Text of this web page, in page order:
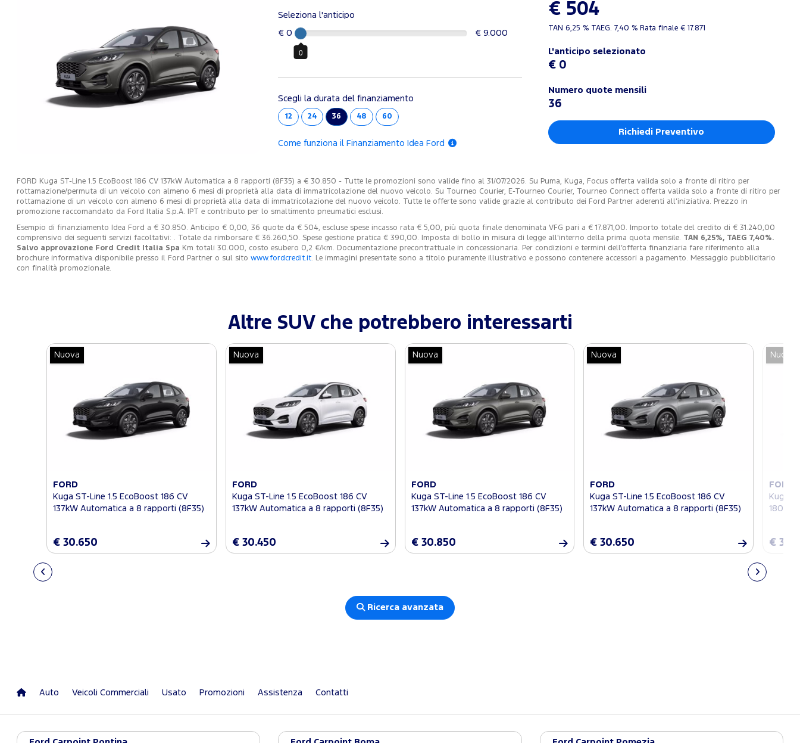
Seleziona l'anticipo
€ 0
0
€ 9.000
Scegli la durata del finanziamento
12 24 36 48 60
Come funziona il Finanziamento Idea Ford
€ 504
TAN 6,25 %TAEG. 7,40 %Rata finale € 17.871
L'anticipo selezionato
€ 0
Numero quote mensili
36
Richiedi Preventivo
FORD Kuga ST-Line 1.5 EcoBoost 186 CV 137kW Automatica a 8 rapporti (8F35) a € 30.850 - Tutte le promozioni sono valide fino al 31/07/2026. Su Puma, Kuga, Focus offerta valida solo a fronte di ritiro per
rottamazione/permuta di un veicolo con almeno 6 mesi di proprietà alla data di immatricolazione del nuovo veicolo. Su Tourneo Courier, E-Tourneo Courier, Tourneo Connect offerta valida solo a fronte di ritiro per
rottamazione di un veicolo con almeno 6 mesi di proprietà alla data di immatricolazione del nuovo veicolo. Tutte le offerte sono valide grazie al contributo dei Ford Partner aderenti all’iniziativa. Prezzo in
promozione raccomandato da Ford Italia S.p.A. IPT e contributo per lo smaltimento pneumatici esclusi.
Esempio di finanziamento Idea Ford a € 30.850. Anticipo € 0,00, 36 quote da € 504, escluse spese incasso rata € 5,00, più quota finale denominata VFG pari a € 17.871,00. Importo totale del credito di € 31.240,00
comprensivo dei seguenti servizi facoltativi: . Totale da rimborsare € 36.260,50. Spese gestione pratica € 390,00. Imposta di bollo in misura di legge all'interno della prima quota mensile. TAN 6,25%, TAEG 7,40%.
Salvo approvazione Ford Credit Italia Spa Km totali 30.000, costo esubero 0,2 €/km. Documentazione precontrattuale in concessionaria. Per condizioni e termini dell’offerta finanziaria fare riferimento alla
brochure informativa disponibile presso il Ford Partner o sul sito www.fordcredit.it . Le immagini presentate sono a titolo puramente illustrativo e possono contenere accessori a pagamento. Messaggio pubblicitario
con finalità promozionale.
Altre SUV che potrebbero interessarti
Nuova
FORD
Kuga ST-Line 1.5 EcoBoost 186 CV
137kW Automatica a 8 rapporti (8F35)
€ 30.650
Nuova
FORD
Kuga ST-Line 1.5 EcoBoost 186 CV
137kW Automatica a 8 rapporti (8F35)
€ 30.450
Nuova
FORD
Kuga ST-Line 1.5 EcoBoost 186 CV
137kW Automatica a 8 rapporti (8F35)
€ 30.850
Nuova
FORD
Kuga ST-Line 1.5 EcoBoost 186 CV
137kW Automatica a 8 rapporti (8F35)
€ 30.650
Nuova
FORD
Kuga
180CV
€
Ricerca avanzata
Auto Veicoli Commerciali Usato Promozioni Assistenza Contatti